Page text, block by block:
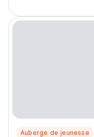
Auberge de jeunesse